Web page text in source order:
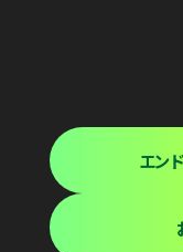
エン